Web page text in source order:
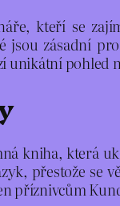
kteří se
jsou zásadní
unikátní pohled
kniha, která
přestože se
příznivcům